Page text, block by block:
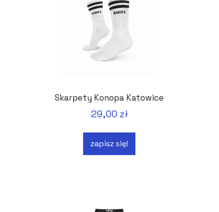
Skarpety Konopa Katowice
29,00 zł
zapisz się!